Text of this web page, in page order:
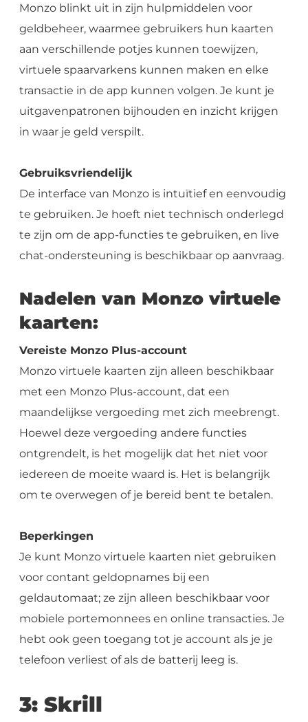
Monzo blinkt uit in zijn hulpmiddelen voor
geldbeheer, waarmee gebruikers hun kaarten
aan verschillende potjes kunnen toewijzen,
virtuele spaarvarkens kunnen maken en elke
transactie in de app kunnen volgen. Je kunt je
uitgavenpatronen bijhouden en inzicht krijgen
in waar je geld verspilt.
Gebruiksvriendelijk
De interface van Monzo is intuïtief en eenvoudig
te gebruiken. Je hoeft niet technisch onderlegd
te zijn om de app-functies te gebruiken, en live
chat-ondersteuning is beschikbaar op aanvraag.
Nadelen van Monzo virtuele
kaarten:
Vereiste Monzo Plus-account
Monzo virtuele kaarten zijn alleen beschikbaar
met een Monzo Plus-account, dat een
maandelijkse vergoeding met zich meebrengt.
Hoewel deze vergoeding andere functies
ontgrendelt, is het mogelijk dat het niet voor
iedereen de moeite waard is. Het is belangrijk
om te overwegen of je bereid bent te betalen.
Beperkingen
Je kunt Monzo virtuele kaarten niet gebruiken
voor contant geldopnames bij een
geldautomaat; ze zijn alleen beschikbaar voor
mobiele portemonnees en online transacties. Je
hebt ook geen toegang tot je account als je je
telefoon verliest of als de batterij leeg is.
3: Skrill